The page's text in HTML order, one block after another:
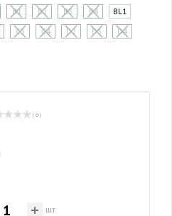
B1 B2 B3 B4
BL1
C3 C4 D2 D3
D4
( 0 )
шт